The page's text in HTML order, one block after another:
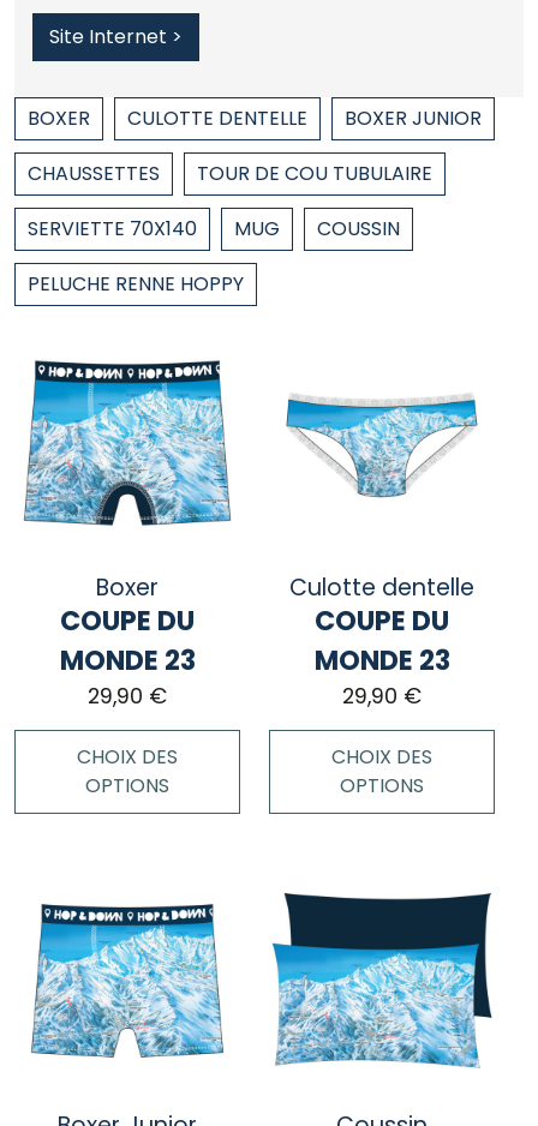
Site Internet >
BOXER CULOTTE DENTELLE
BOXER JUNIOR
CHAUSSETTES
TOUR DE COU TUBULAIRE
SERVIETTE 70X140
MUG
COUSSIN
PELUCHE RENNE HOPPY
Boxer
COUPE DU
MONDE 23
29,90 €
CHOIX DES
OPTIONS
plusieurs
variations.
Les
options
peuvent
Culotte dentelle
COUPE DU
MONDE 23
29,90 €
CHOIX DES
OPTIONS
plusieurs
variations.
Les
options
peuvent